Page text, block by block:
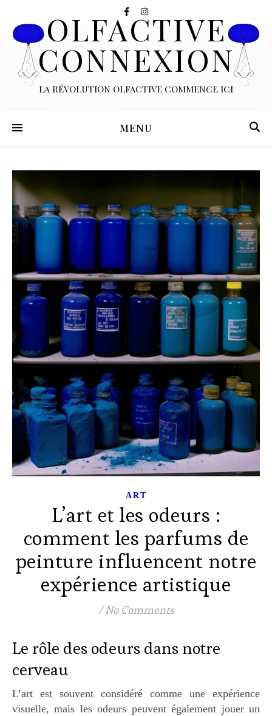
OLFACTIVE
CONNEXION
LA RÉVOLUTION OLFACTIVE COMMENCE ICI
MENU
ART
L’art et les odeurs :
comment les parfums de
peinture influencent notre
expérience artistique
/ No Comments
Le rôle des odeurs dans notre
cerveau
L’art est souvent considéré comme une expérience
visuelle, mais les odeurs peuvent également jouer un